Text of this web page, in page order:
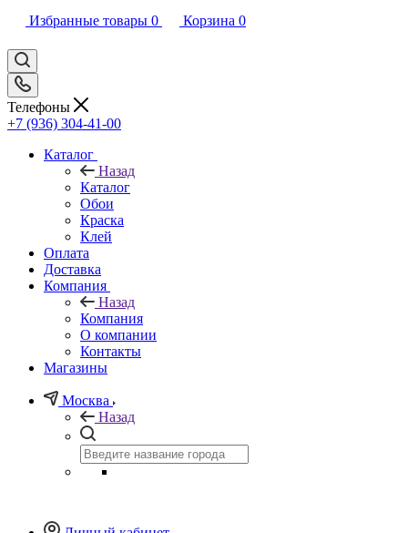
Избранные товары 0 Корзина 0
Телефоны
+7 (936) 304-41-00
Каталог
Назад
Каталог
Обои
Краска
Клей
Оплата
Доставка
Компания
Назад
Компания
О компании
Контакты
Магазины
Москва
Назад